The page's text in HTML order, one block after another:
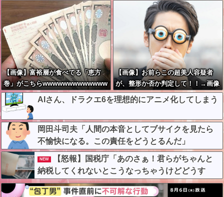
【画像】富裕層が食べてる「恵方
巻」がこちらwwwwwwwwwwwww
【画像】お前らこの超美人容疑者
が、整形か否か判定して！！→画像
がこちらw w w w w w w w w w
AIさん、ドラクエ6を理想的にアニメ化してしまう
岡田斗司夫「人間の本音としてブサイクを見たら
不愉快になる。この責任をどうとるんだ」
NEW
【怒報】国税庁「あのさぁ！君らがちゃんと
納税してくれないとこうなっちゃうけどどうす
る？！」←これw w w w w w w w